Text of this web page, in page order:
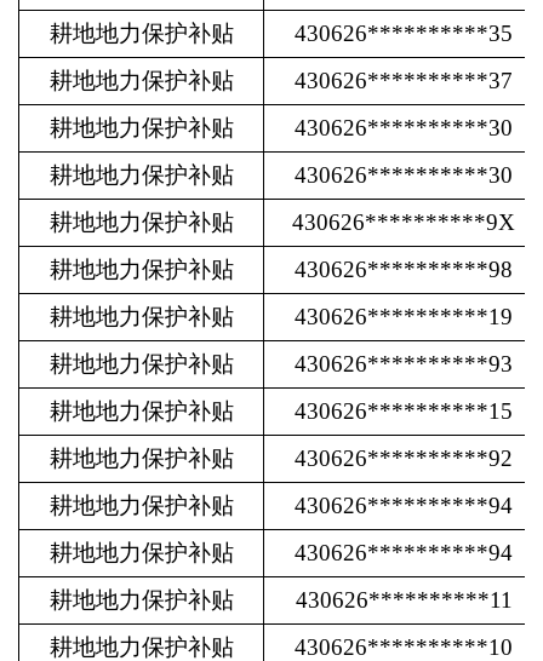
耕地地力保护补贴
430626**********35
耕地地力保护补贴
430626**********37
耕地地力保护补贴
430626**********30
耕地地力保护补贴
430626**********30
耕地地力保护补贴
430626**********9X
耕地地力保护补贴
430626**********98
耕地地力保护补贴
430626**********19
耕地地力保护补贴
430626**********93
耕地地力保护补贴
430626**********15
耕地地力保护补贴
430626**********92
耕地地力保护补贴
430626**********94
耕地地力保护补贴
430626**********94
耕地地力保护补贴
430626**********11
耕地地力保护补贴
430626**********10